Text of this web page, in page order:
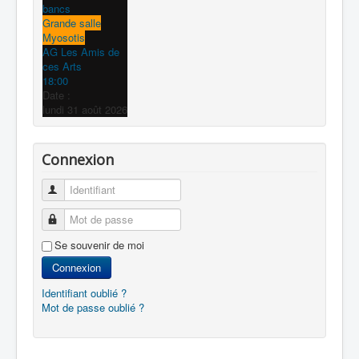
bancs
Grande salle
Myosotis
AG Les Amis de
ces Arts
18:00
Date :
lundi 31 août 2026
Connexion
Identifiant
Mot de passe
Se souvenir de moi
Connexion
Identifiant oublié ?
Mot de passe oublié ?